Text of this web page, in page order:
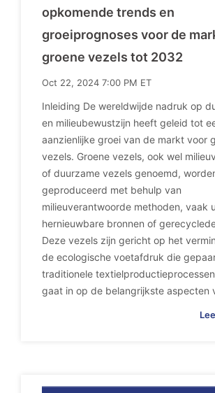
opkomende trends en
groeiprognoses voor de
groene vezels tot 2032
Oct 22, 2024 7:00 PM ET
Inleiding De wereldwijde nadruk op
en milieubewustzijn heeft geleid tot
aanzienlijke groei van de markt voor
vezels. Groene vezels, ook wel
of duurzame vezels genoemd,
geproduceerd met behulp van
milieuverantwoorde methoden, vaak
hernieuwbare bronnen of
Deze vezels zijn gericht op het
de ecologische voetafdruk die
traditionele
gaat in op de belangrijkste aspecten